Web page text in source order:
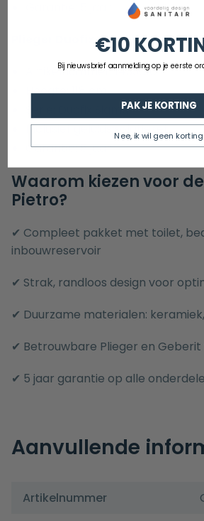
Plieger Duofix WC-element
Artikelnummer: 1433016
Hoogte: 118 cm
Serie: Duofix Sigma
Inclusief geluidsisolatieset
Garantie: 5 jaar
Waarom kiezen voor
Pietro?
✔ Compleet pakket met toilet,
inbouwreservoir
✔ Strak, randloos design voor
✔ Duurzame materialen:
✔ Betrouwbare Plieger en
✔ 5 jaar garantie op alle
Aanvullende
Artikelnummer
€10
Bij nieuwsbrief aanmelding op je eerste
PAK JE KORTING
Nee, ik wil geen korting